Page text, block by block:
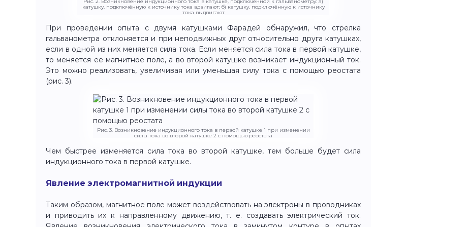
катушку, подключённую к источнику тока вдвигают; б) катушку, подключённую к источнику
тока выдвигают
При проведении опыта с двумя катушками Фарадей обнаружил, что стрелка
гальванометра отклоняется и при неподвижных друг относительно друга катушках,
если в одной из них меняется сила тока. Если меняется сила тока в первой катушке,
то меняется её магнитное поле, а во второй катушке возникает индукционный ток.
Это можно реализовать, увеличивая или уменьшая силу тока с помощью реостата
(рис. 3).
Рис. 3. Возникновение индукционного тока в первой катушке 1 при изменении
силы тока во второй катушке 2 с помощью реостата
Чем быстрее изменяется сила тока во второй катушке, тем больше будет сила
индукционного тока в первой катушке.
Явление электромагнитной индукции
Таким образом, магнитное поле может воздействовать на электроны в проводниках
и приводить их к направленному движению, т. е. создавать электрический ток.